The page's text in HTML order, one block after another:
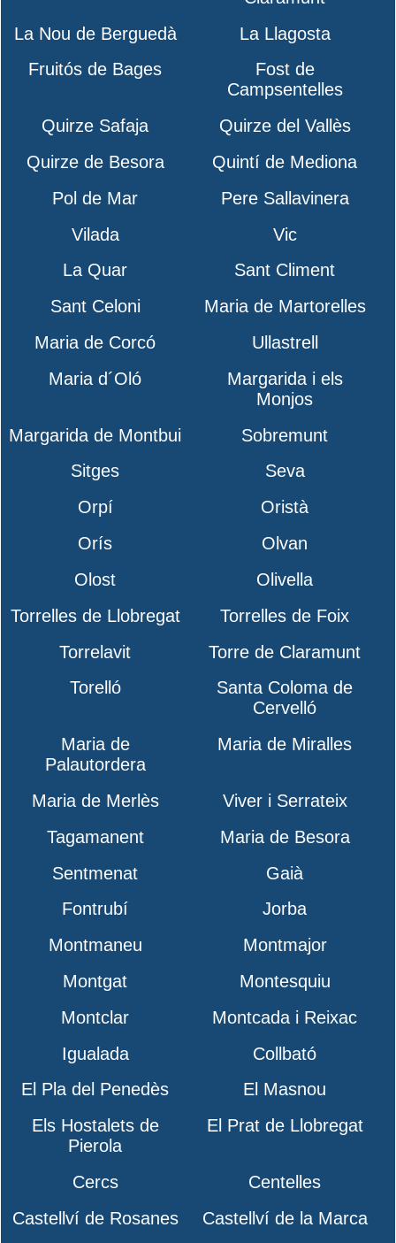
La Nou de Berguedà
La Llagosta
Fruitós de Bages
Fost de
Campsentelles
Quirze Safaja
Quirze del Vallès
Quirze de Besora
Quintí de Mediona
Pol de Mar
Pere Sallavinera
Vilada
Vic
La Quar
Sant Climent
Sant Celoni
Maria de Martorelles
Maria de Corcó
Ullastrell
Maria d´Oló
Margarida i els
Monjos
Margarida de Montbui
Sobremunt
Sitges
Seva
Orpí
Oristà
Orís
Olvan
Olost
Olivella
Torrelles de Llobregat
Torrelles de Foix
Torrelavit
Torre de Claramunt
Torelló
Santa Coloma de
Cervelló
Maria de
Palautordera
Maria de Miralles
Maria de Merlès
Viver i Serrateix
Tagamanent
Maria de Besora
Sentmenat
Gaià
Fontrubí
Jorba
Montmaneu
Montmajor
Montgat
Montesquiu
Montclar
Montcada i Reixac
Igualada
Collbató
El Pla del Penedès
El Masnou
Els Hostalets de
Pierola
El Prat de Llobregat
Cercs
Centelles
Castellví de Rosanes
Castellví de la Marca